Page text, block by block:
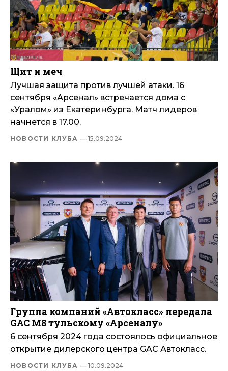
Щит и меч
Лучшая защита против лучшей атаки. 16
сентября «Арсенал» встречается дома с
«Уралом» из Екатеринбурга. Матч лидеров
начнется в 17.00.
НОВОСТИ КЛУБА — 15.09.2024
Группа компаний «Автокласс» передала
GAC M8 тульскому «Арсеналу»
6 сентября 2024 года состоялось официальное
открытие дилерского центра GAC Автокласс.
НОВОСТИ КЛУБА — 10.09.2024